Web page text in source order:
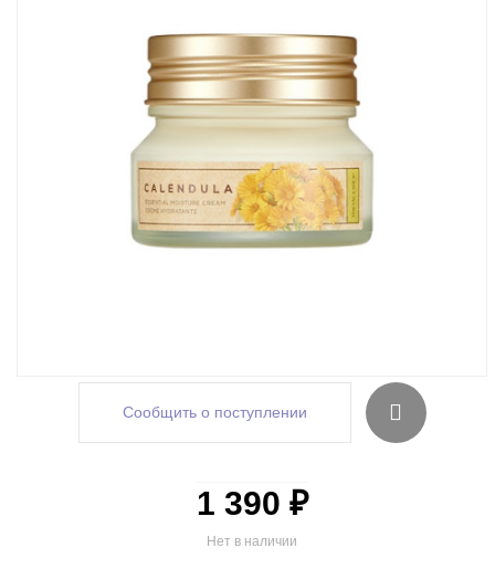
Сообщить о поступлении
Нет в наличии
1 390 ₽